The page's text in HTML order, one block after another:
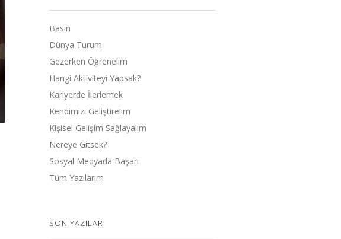
Basın
Dünya Turum
Gezerken Öğrenelim
Hangi Aktiviteyi Yapsak?
Kariyerde İlerlemek
Kendimizi Geliştirelim
Kişisel Gelişim Sağlayalım
Nereye Gitsek?
Sosyal Medyada Başarı
Tüm Yazılarım
SON YAZILAR